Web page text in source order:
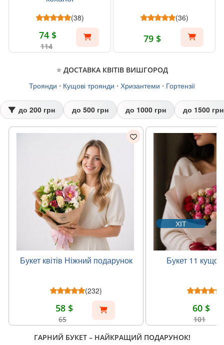
(38)
74 $
114
(36)
79 $
⭐ ДОСТАВКА КВІТІВ ВИШГОРОД
Троянди ⋅ Кущові троянди ⋅ Хризантеми ⋅ Гортензії
до 200 грн до 500 грн до 1000 грн до 1500 грн
Букет квітів Ніжний подарунок
(232)
58 $
65
ХІТ
Букет 11
60 $
101
ГАРНИЙ БУКЕТ – НАЙКРАЩИЙ ПОДАРУНОК!